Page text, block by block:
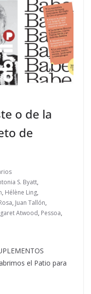
o de la
de
S. Byatt,
, Hélène Ling,
, Juan Tallón,
Atwood, Pessoa,
el Patio para